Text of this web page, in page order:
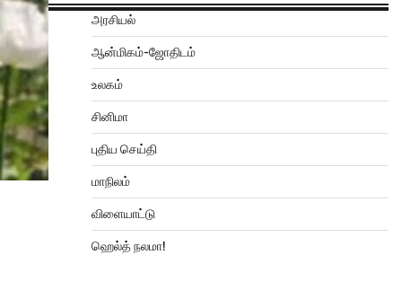
அரசியல்
ஆன்மிகம்-ஜோதிடம்
உலகம்
சினிமா
புதிய செய்தி
மாநிலம்
விளையாட்டு
ஹெல்த் நலமா!